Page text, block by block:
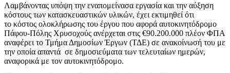
Λαμβάνοντας υπόψη την εναπομείνασα εργασία και την αύξηση
κόστους των κατασκευαστικών υλικών, έχει εκτιμηθεί ότι
το κόστος ολοκλήρωσης του έργου που αφορά αυτοκινητόδρομο
Πάφου-Πόλης Χρυσοχούς ανέρχεται στις €90.200.000 πλέον ΦΠΑ
αναφέρει το Τμήμα Δημοσίων Έργων (ΤΔΕ) σε ανακοίνωσή του με
την οποία απαντά σε δημοσιεύματα των τελευταίων ημερών,
αναφορικά με τον αυτοκινητόδρομο.